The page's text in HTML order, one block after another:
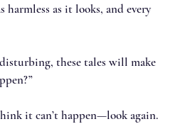
as it looks, and every
these tales will make
it can’t happen—look again.